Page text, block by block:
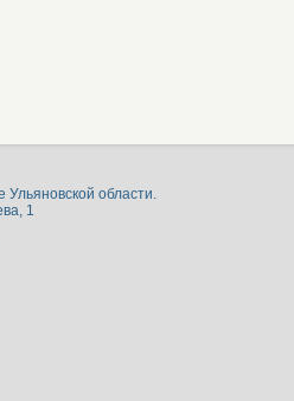
области.
1